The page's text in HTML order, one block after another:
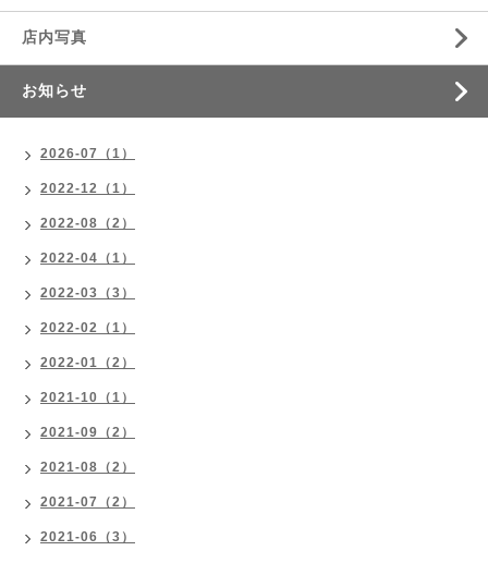
店内写真
お知らせ
2026-07（1）
2022-12（1）
2022-08（2）
2022-04（1）
2022-03（3）
2022-02（1）
2022-01（2）
2021-10（1）
2021-09（2）
2021-08（2）
2021-07（2）
2021-06（3）